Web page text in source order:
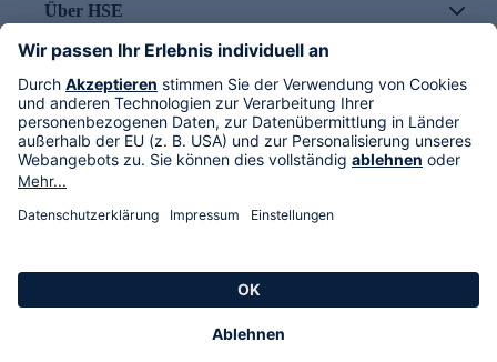
Über HSE
Im TV
HSE International